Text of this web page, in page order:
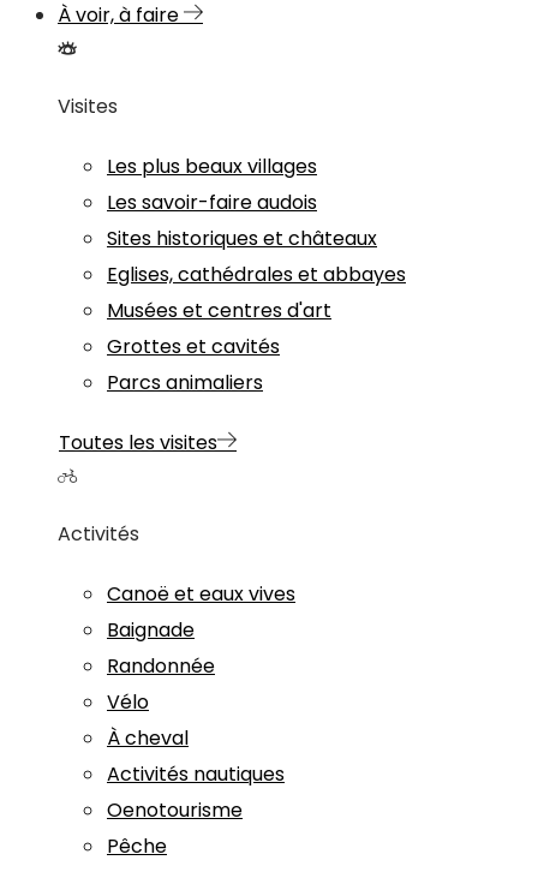
À voir, à faire
Visites
Les plus beaux villages
Les savoir-faire audois
Sites historiques et châteaux
Eglises, cathédrales et abbayes
Musées et centres d'art
Grottes et cavités
Parcs animaliers
Toutes les visites
Activités
Canoë et eaux vives
Baignade
Randonnée
Vélo
À cheval
Activités nautiques
Oenotourisme
Pêche